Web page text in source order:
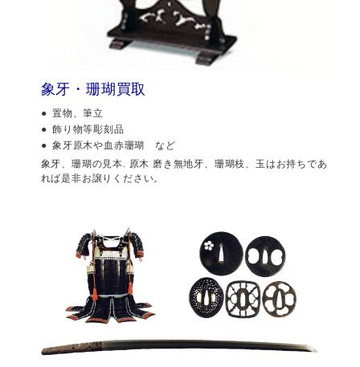
象牙・珊瑚買取
置物、筆立
飾り物等彫刻品
象牙原木や血赤珊瑚 など
象牙、珊瑚の見本. 原木 磨き無地牙、珊瑚枝、玉はお持ちであ
れば是非お譲りください。